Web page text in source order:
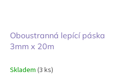
Oboustranná lepící páska
3mm x 20m
Skladem (3 ks)